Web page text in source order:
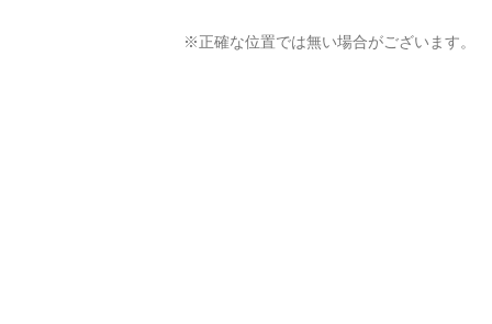
※正確な位置では無い場合がございます。